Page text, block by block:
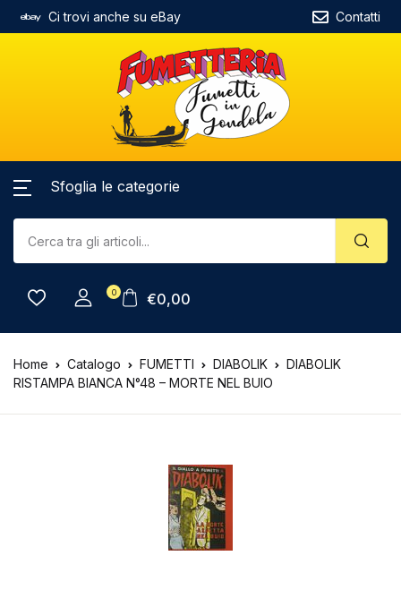
Ci trovi anche su eBay Contatti
Sfoglia le categorie
0 €0,00
Home Catalogo FUMETTI DIABOLIK
DIABOLIK
RISTAMPA BIANCA N°48 – MORTE NEL BUIO